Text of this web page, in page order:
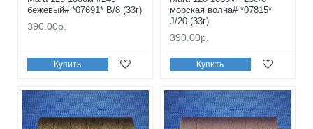
бежевый# *07691* B/8 (33г)
390.00р.
Купить
морская волна# *07815*
J/20 (33г)
390.00р.
Купить